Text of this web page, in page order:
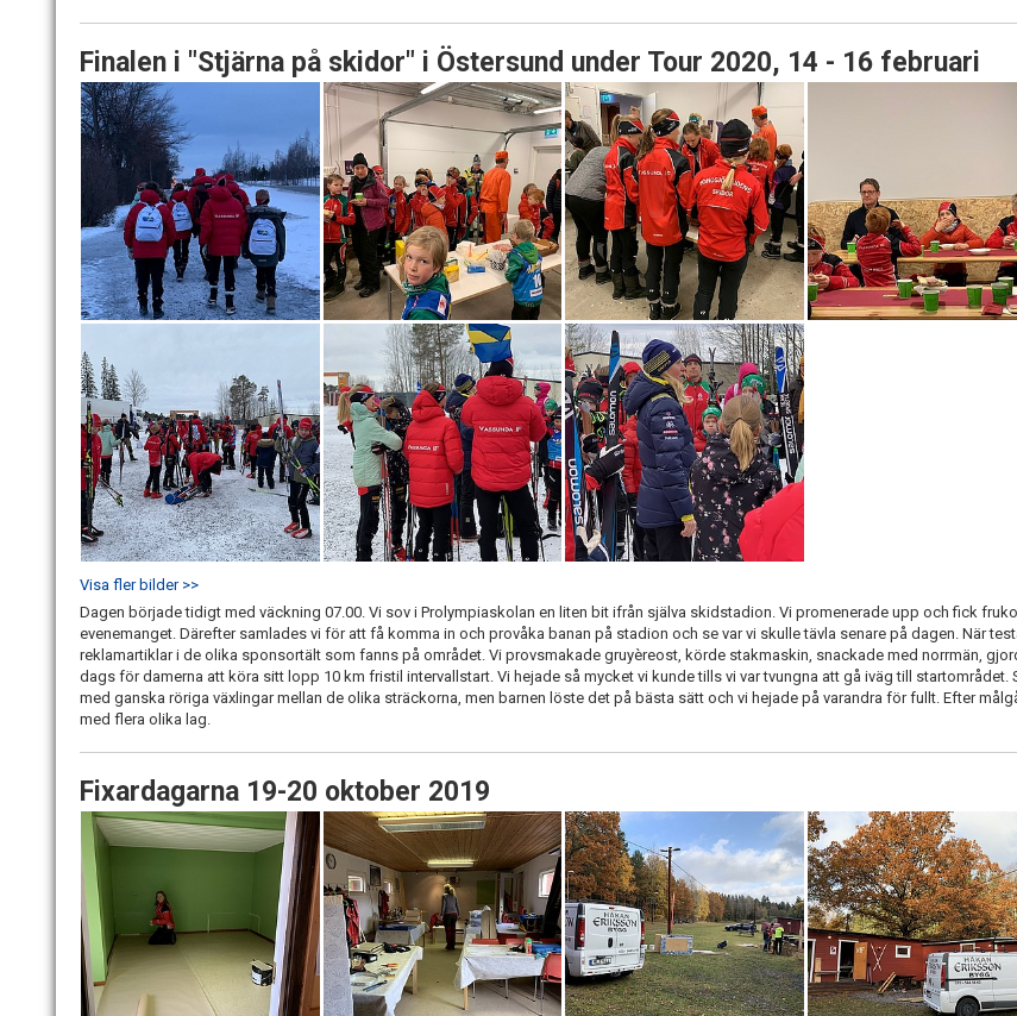
Finalen i "Stjärna på skidor" i Östersund under Tour 2020, 14 - 16 februari
Visa fler bilder >>
Dagen började tidigt med väckning 07.00. Vi sov i Prolympiaskolan en liten bit ifrån själva skidstadion. Vi promenerade upp och fick
evenemanget. Därefter samlades vi för att få komma in och provåka banan på stadion och se var vi skulle tävla senare på dagen. När
reklamartiklar i de olika sponsortält som fanns på området. Vi provsmakade gruyèreost, körde stakmaskin, snackade med norrmän,
dags för damerna att köra sitt lopp 10 km fristil intervallstart. Vi hejade så mycket vi kunde tills vi var tvungna att gå iväg till startområdet.
med ganska röriga växlingar mellan de olika sträckorna, men barnen löste det på bästa sätt och vi hejade på varandra för fullt. Efter
med flera olika lag.
Fixardagarna 19-20 oktober 2019